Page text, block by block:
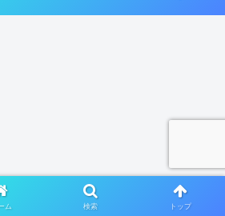
ム 検索 トップ